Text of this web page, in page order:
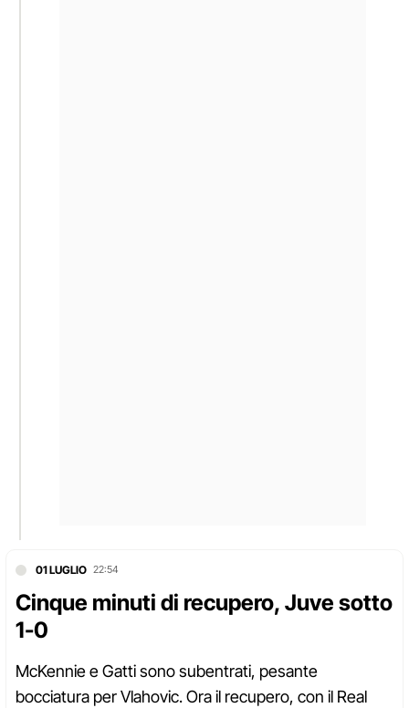
01 LUGLIO 22:54
Cinque minuti di recupero, Juve sotto
1-0
McKennie e Gatti sono subentrati, pesante
bocciatura per Vlahovic. Ora il recupero, con il Real